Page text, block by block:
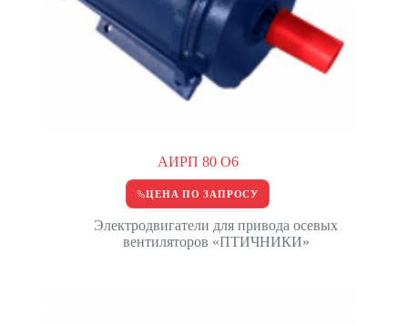
АИРП 80 О6
ЦЕНА ПО ЗАПРОСУ
Электродвигатели для привода осевых
вентиляторов «ПТИЧНИКИ»